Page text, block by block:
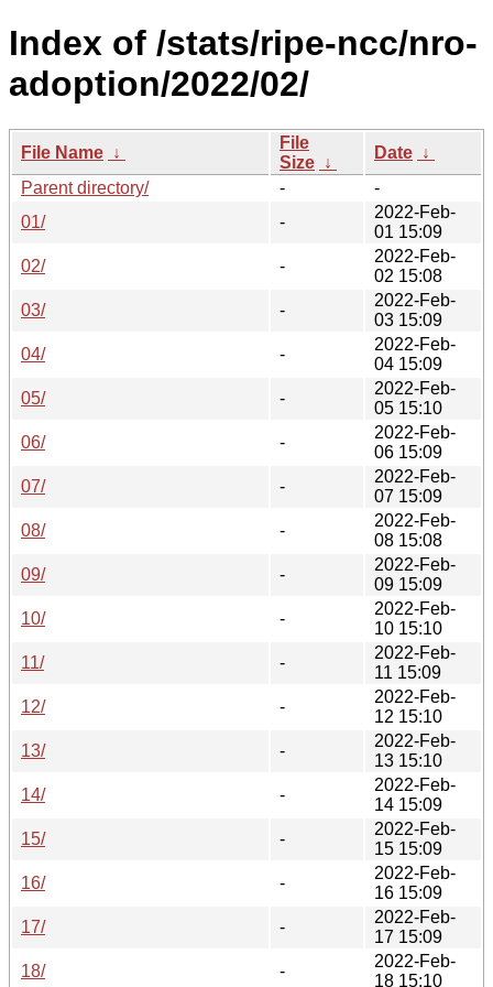
Index of /stats/ripe-ncc/nro-
adoption/2022/02/
File Name ↓
File
Size ↓
Date ↓
Parent directory/
-
-
01/
-
2022-Feb-
01 15:09
02/
-
2022-Feb-
02 15:08
03/
-
2022-Feb-
03 15:09
04/
-
2022-Feb-
04 15:09
05/
-
2022-Feb-
05 15:10
06/
-
2022-Feb-
06 15:09
07/
-
2022-Feb-
07 15:09
08/
-
2022-Feb-
08 15:08
09/
-
2022-Feb-
09 15:09
10/
-
2022-Feb-
10 15:10
11/
-
2022-Feb-
11 15:09
12/
-
2022-Feb-
12 15:10
13/
-
2022-Feb-
13 15:10
14/
-
2022-Feb-
14 15:09
15/
-
2022-Feb-
15 15:09
16/
-
2022-Feb-
16 15:09
17/
-
2022-Feb-
17 15:09
18/
-
2022-Feb-
18 15:10